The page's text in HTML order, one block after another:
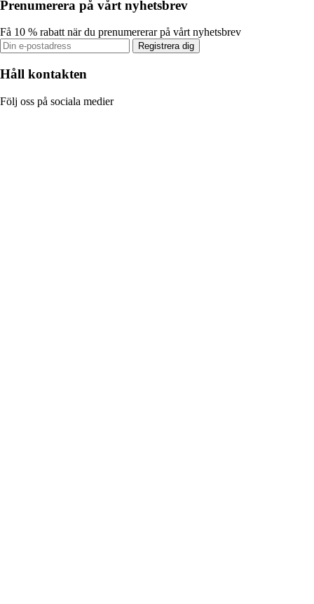
Prenumerera på vårt nyhetsbrev
Få 10 % rabatt när du prenumererar på vårt nyhetsbrev
Registrera dig
Håll kontakten
Följ oss på sociala medier